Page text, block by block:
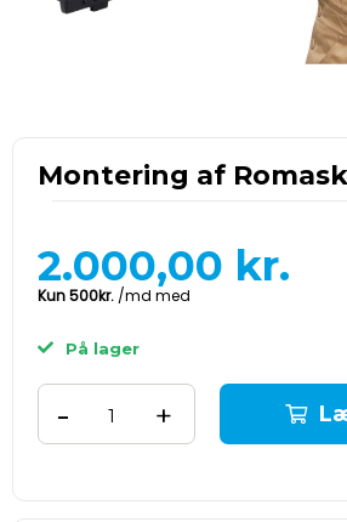
Montering af
2.000,00 kr.
På lager
+
-